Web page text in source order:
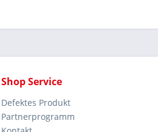
Shop Service
Defektes Produkt
Partnerprogramm